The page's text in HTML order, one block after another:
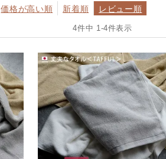
価格が高い順 新着順 レビュー順
4件中 1-4件表示